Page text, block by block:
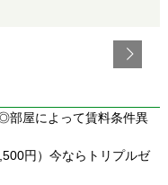
部屋によって賃料条件異
円）今ならトリプルゼ